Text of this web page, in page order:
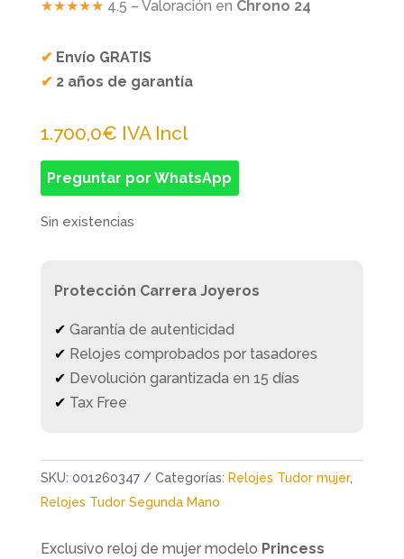
★★★★★ 4.5 – Valoración en Chrono 24
✔ Envío GRATIS
✔ 2 años de garantía
1.700,0€ IVA Incl
Preguntar por WhatsApp
Sin existencias
Protección Carrera Joyeros
✔ Garantía de autenticidad
✔ Relojes comprobados por tasadores
✔ Devolución garantizada en 15 días
✔ Tax Free
SKU: 001260347 Categorías: Relojes Tudor mujer,
Relojes Tudor Segunda Mano
Exclusivo reloj de mujer modelo Princess